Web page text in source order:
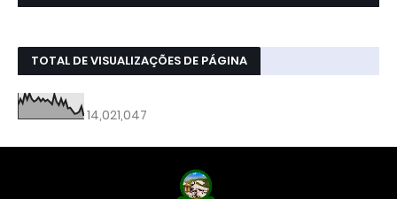
TOTAL DE VISUALIZAÇÕES DE PÁGINA
14,021,047